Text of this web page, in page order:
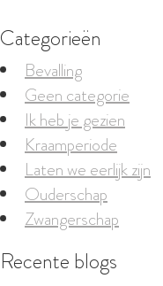
Categorieën
Bevalling
Geen categorie
Ik heb je gezien
Kraamperiode
Laten we eerlijk zijn
Ouderschap
Zwangerschap
Recente blogs